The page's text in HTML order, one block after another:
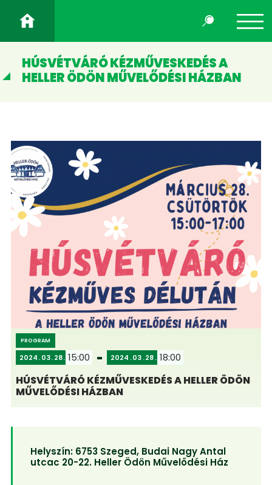
HÚSVÉTVÁRÓ KÉZMŰVESKEDÉS A
HELLER ÖDÖN MŰVELŐDÉSI HÁZBAN
PROGRAM
2024 03 28 15:00 2024 03 28 18:00
HÚSVÉTVÁRÓ KÉZMŰVESKEDÉS A HELLER ÖDÖN
MŰVELŐDÉSI HÁZBAN
Helyszín: 6753 Szeged, Budai Nagy Antal
utcac 20-22. Heller Ödön Művelődési Ház